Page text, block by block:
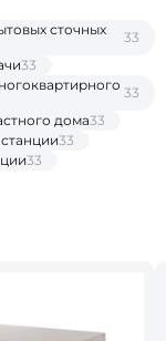
сточных
33
33
33
дома33
33
33